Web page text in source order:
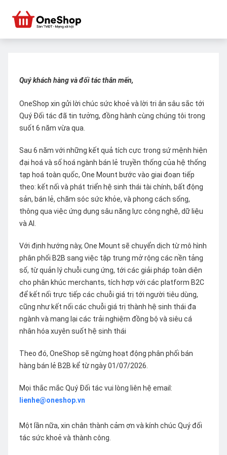
Quý khách hàng và đối tác thân mến,
OneShop xin gửi lời chúc sức khoẻ và lời tri ân sâu sắc tới
Quý Đối tác đã tin tưởng, đồng hành cùng chúng tôi trong
suốt 6 năm vừa qua.
Sau 6 năm với những kết quả tích cực trong sứ mệnh hiện
đại hoá và số hoá ngành bán lẻ truyền thống của hệ thống
tạp hoá toàn quốc, One Mount bước vào giai đoạn tiếp
theo: kết nối và phát triển hệ sinh thái tài chính, bất động
sản, bán lẻ, chăm sóc sức khỏe, và phong cách sống,
thông qua việc ứng dụng sâu năng lực công nghệ, dữ liệu
và AI.
Với định hướng này, One Mount sẽ chuyển dịch từ mô hình
phân phối B2B sang việc tập trung mở rộng các nền tảng
số, từ quản lý chuỗi cung ứng, tới các giải pháp toàn diện
cho phân khúc merchants, tích hợp với các platform B2C
để kết nối trực tiếp các chuỗi giá trị tới người tiêu dùng,
cũng như kết nối các chuỗi giá trị thành hệ sinh thái đa
ngành và mang lại các trải nghiệm đồng bộ và siêu cá
nhân hóa xuyên suốt hệ sinh thái
Theo đó, OneShop sẽ ngừng hoạt động phân phối bán
hàng bán lẻ B2B kể từ ngày 01/07/2026.
Mọi thắc mắc Quý Đối tác vui lòng liên hệ email:
lienhe@oneshop.vn
Một lần nữa, xin chân thành cảm ơn và kính chúc Quý đối
tác sức khoẻ và thành công.